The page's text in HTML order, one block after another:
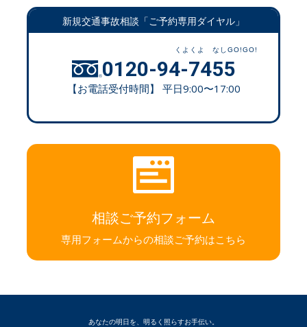
新規交通事故相談「ご予約専用ダイヤル」
0120-94-7455
【お電話受付時間】 平日9:00〜17:00
相談ご予約フォーム
専用フォームからの相談ご予約はこちら
あなたの明日を、明るく照らすお手伝い。